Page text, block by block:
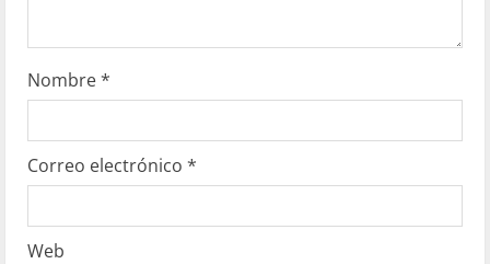
Nombre*
Correo electrónico *
Web